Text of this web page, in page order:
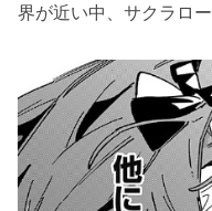
界が近い中、サクラロ